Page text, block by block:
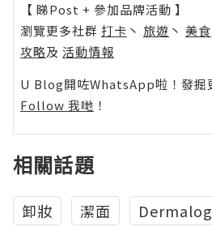
【 睇Post + 參加品牌活動 】
瀏覽更多社群 打卡 丶 旅遊 丶 美食
攻略及 活動情報
U Blog開咗WhatsApp啦！發掘
Follow 我哋 ！
相關話題
卸妝 潔面